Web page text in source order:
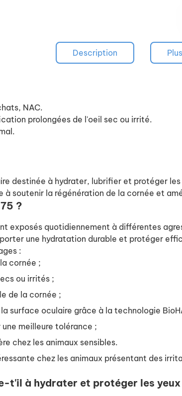
Description
NAC.
prolongées de l'oeil sec ou irrité.
destinée à hydrater, lubrifier et protéger
à soutenir la régénération de la cornée et
?
exposés quotidiennement à différentes
une hydratation durable et protéger
:
cornée ;
ou irrités ;
de la cornée ;
surface oculaire grâce à la technologie
meilleure tolérance ;
chez les animaux sensibles.
chez les animaux présentant des
t'il à hydrater et protéger les yeux